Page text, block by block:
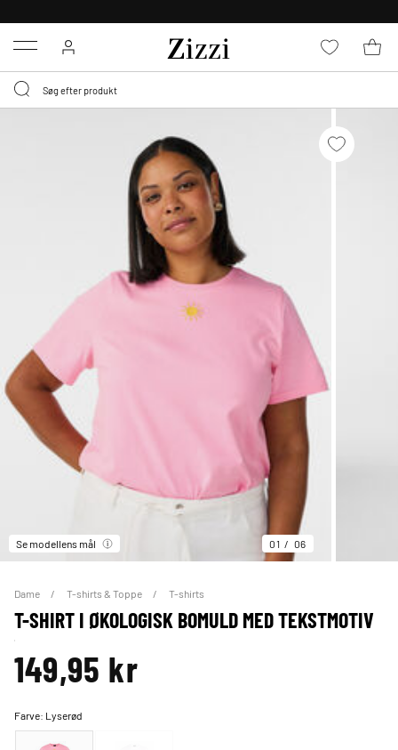
Menu
Se modellens mål 01 06
Dame T-shirts & Toppe T-shirts
T-SHIRT I ØKOLOGISK BOMULD MED TEKSTMOTIV
149,95 kr
Farve: Lyserød